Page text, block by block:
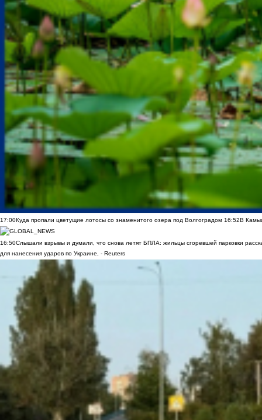
17:00Куда пропали цветущие лотосы со знаменитого озера под Волгоградом 16:52В
16:50Слышали взрывы и думали, что снова летят БПЛА: жильцы сгоревшей парковки
для нанесения ударов по Украине, - Reuters